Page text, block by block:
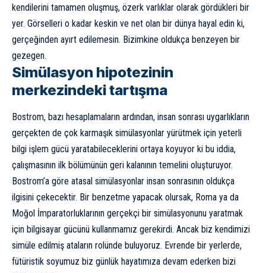
kendilerini tamamen oluşmuş, özerk varlıklar olarak gördükleri bir
yer. Görselleri o kadar keskin ve net olan bir dünya hayal edin ki,
gerçeğinden ayırt edilemesin. Bizimkine oldukça benzeyen bir
gezegen.
Simülasyon hipotezinin
merkezindeki tartışma
Bostrom, bazı hesaplamaların ardından, insan sonrası uygarlıkların
gerçekten de çok karmaşık simülasyonlar yürütmek için yeterli
bilgi işlem gücü yaratabileceklerini ortaya koyuyor ki bu iddia,
çalışmasının ilk bölümünün geri kalanının temelini oluşturuyor.
Bostrom’a göre atasal simülasyonlar insan sonrasının oldukça
ilgisini çekecektir. Bir benzetme yapacak olursak, Roma ya da
Moğol İmparatorluklarının gerçekçi bir simülasyonunu yaratmak
için bilgisayar gücünü kullanmamız gerekirdi. Ancak biz kendimizi
simüle edilmiş ataların rolünde buluyoruz. Evrende bir yerlerde,
fütüristik soyumuz biz günlük hayatımıza devam ederken bizi